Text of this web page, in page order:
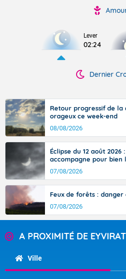
Lever
02:24
Dernier
Retour progressif de la
orageux ce week-end
08/08/2026
Éclipse du 12 août
accompagne pour bien
07/08/2026
Feux de forêts : danger
07/08/2026
A PROXIMITÉ DE EYVIRAT
Ville